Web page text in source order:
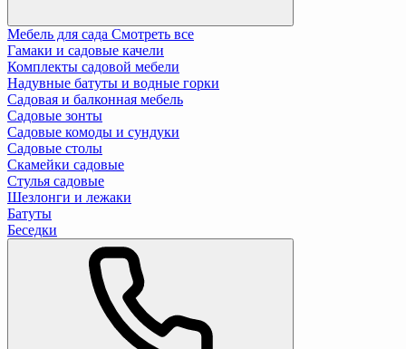
Мебель для сада Смотреть все
Гамаки и садовые качели
Комплекты садовой мебели
Надувные батуты и водные горки
Садовая и балконная мебель
Садовые зонты
Садовые комоды и сундуки
Садовые столы
Скамейки садовые
Стулья садовые
Шезлонги и лежаки
Батуты
Беседки